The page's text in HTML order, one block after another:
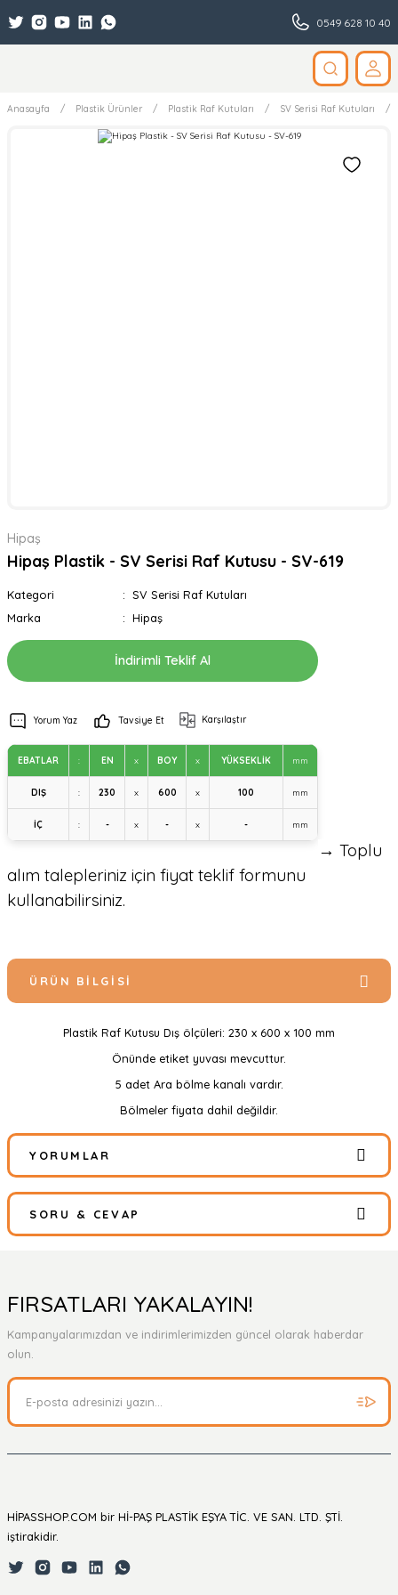
0549 628 10 40
Anasayfa Plastik Ürünler Plastik Raf Kutuları SV Serisi Raf Kutuları
Hipaş
Hipaş Plastik - SV Serisi Raf Kutusu - SV-619
Kategori
SV Serisi Raf Kutuları
Marka
Hipaş
İndirimli Teklif Al
Yorum Yaz Tavsiye Et Karşılaştır
EBATLAR : EN x BOY x YÜKSEKLİK mm
DIŞ : 230 x 600 x 100 mm
İÇ : - x - x - mm
→ Toplu
alım talepleriniz için fiyat teklif formunu
kullanabilirsiniz.
ÜRÜN BILGISI
Plastik Raf Kutusu Dış ölçüleri: 230 x 600 x 100 mm
Önünde etiket yuvası mevcuttur.
5 adet Ara bölme kanalı vardır.
Bölmeler fiyata dahil değildir.
YORUMLAR
Bu ürüne ilk yorumu siz yapın!
SORU & CEVAP
Ürün hakkında henüz soru sorulmamış.
FIRSATLARI YAKALAYIN!
Kampanyalarımızdan ve indirimlerimizden güncel olarak haberdar
olun.
HİPASSHOP.COM bir Hİ-PAŞ PLASTİK EŞYA TİC. VE SAN. LTD. ŞTİ.
iştirakidir.